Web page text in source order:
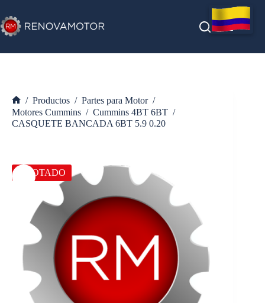
al
contenido
Inicio
/ Productos / Partes para Motor /
Motores Cummins / Cummins 4BT 6BT /
CASQUETE BANCADA 6BT 5.9 0.20
AGOTADO